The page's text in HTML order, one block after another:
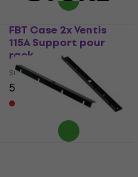
FBT Case 2x Ventis
115A Support pour
rack
Support pour rack
500 €
Sur commande